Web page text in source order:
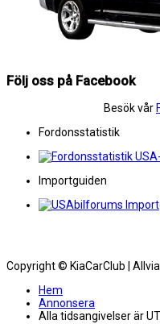
Följ oss på Facebook
Besök vår
Fordonsstatistik
Importguiden
Copyright © KiaCarClub |
Hem
Annonsera
Alla tidsangivelser är